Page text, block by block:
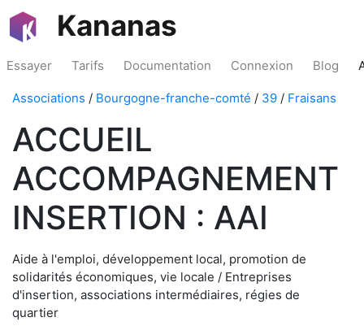
Kananas
Essayer Tarifs Documentation Connexion Blog
Associations / Bourgogne-franche-comté / 39 / Fraisans
ACCUEIL
ACCOMPAGNEMENT
INSERTION : AAI
Aide à l'emploi, développement local, promotion de
solidarités économiques, vie locale / Entreprises
d'insertion, associations intermédiaires, régies de
quartier